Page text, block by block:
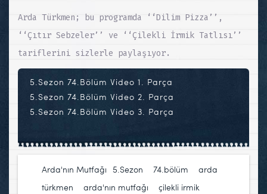
Arda Türkmen; bu programda ‘‘Dilim Pizza’’,
‘‘Çıtır Sebzeler’’ ve ‘‘Çilekli İrmik Tatlısı’’
tariflerini sizlerle paylaşıyor.
5.Sezon 74.Bölüm Video 1. Parça
5.Sezon 74.Bölüm Video 2. Parça
5.Sezon 74.Bölüm Video 3. Parça
Arda'nın Mutfağı 5.Sezon 74.bölüm
arda
türkmen
arda'nın mutfağı
çilekli irmik